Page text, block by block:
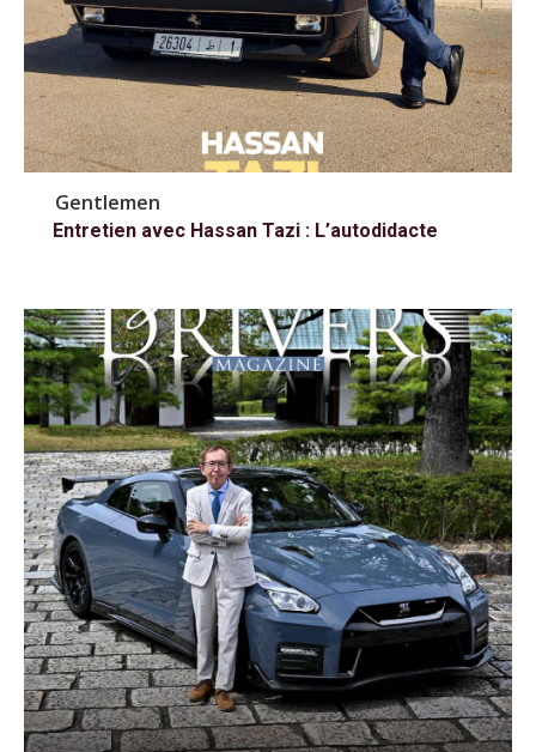
Gentlemen
Entretien avec Hassan Tazi : L’autodidacte